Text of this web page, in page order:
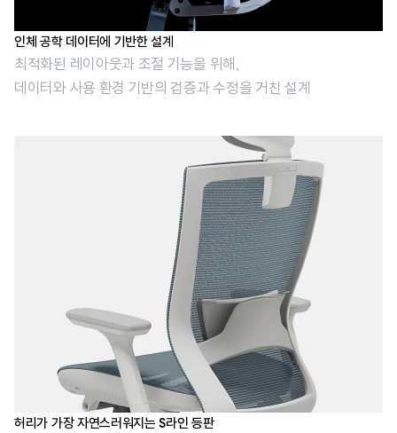
인체 공학 데이터에 기반한 설계
최적화된 레이아웃과 조절 기능을 위해,
데이터와 사용 환경 기반의 검증과 수정을 거친 설계
허리가 가장 자연스러워지는 S라인 등판